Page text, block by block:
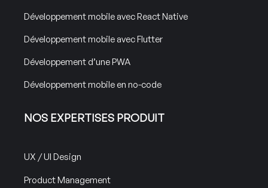
Développement mobile avec React Native
Développement mobile avec Flutter
Développement d’une PWA
Développement mobile en no-code
NOS EXPERTISES PRODUIT
UX / UI Design
Product Management